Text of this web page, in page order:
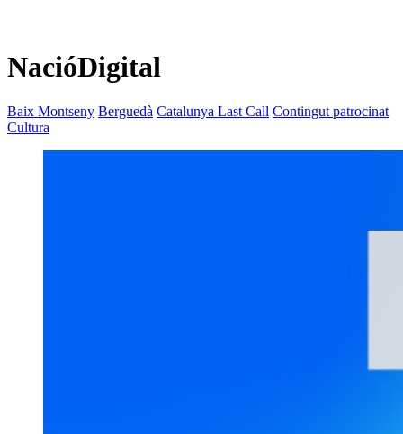
NacióDigital
Baix Montseny Berguedà Catalunya Last Call Contingut patrocinat
Cultura